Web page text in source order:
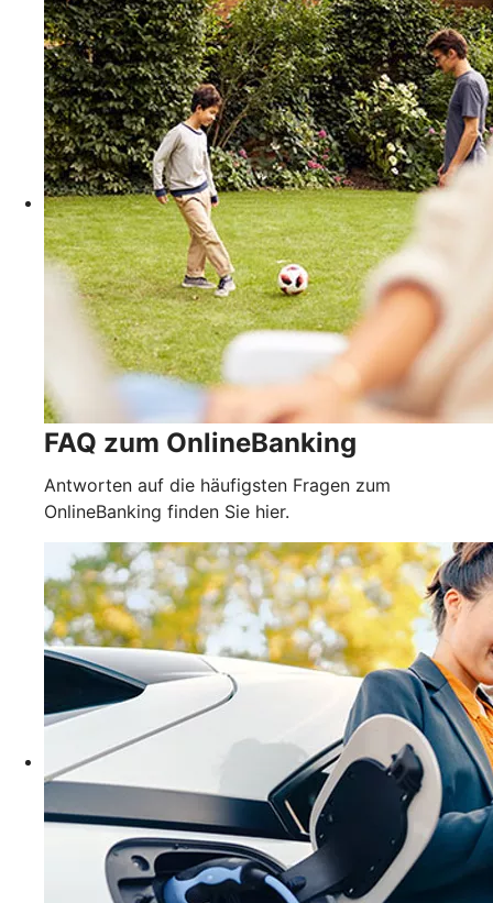
FAQ zum OnlineBanking
Antworten auf die häufigsten Fragen zum
OnlineBanking finden Sie hier.